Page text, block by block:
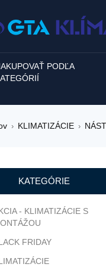
PODĽA
› KLIMATIZÁCIE ›
KATEGÓRIE
- KLIMATIZÁCIE S
FRIDAY